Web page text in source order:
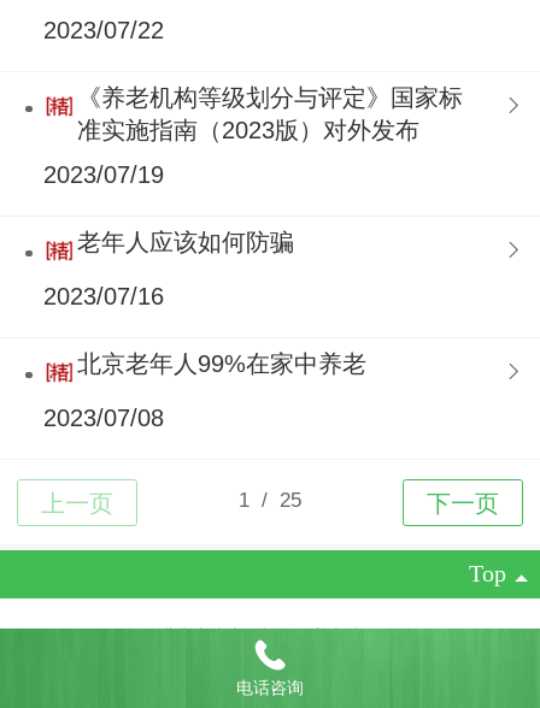
2023/07/22
《养老机构等级划分与评定》国家标
准实施指南（2023版）对外发布
2023/07/19
老年人应该如何防骗
2023/07/16
北京老年人99%在家中养老
2023/07/08
Top
2018 北京市大兴区福提园养老院 版权所有
京ICP备2022027644号-1
电话咨询